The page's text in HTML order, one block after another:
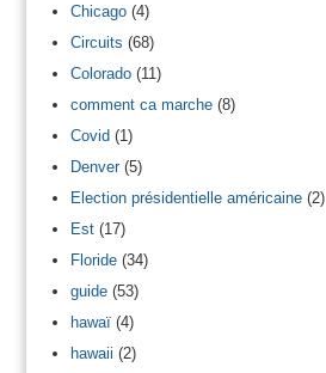
Chicago(4)
Circuits (68)
Colorado(11)
comment ca marche(8)
Covid(1)
Denver(5)
Election présidentielle américaine(2)
Est(17)
Floride(34)
guide(53)
hawaï(4)
hawaii (2)